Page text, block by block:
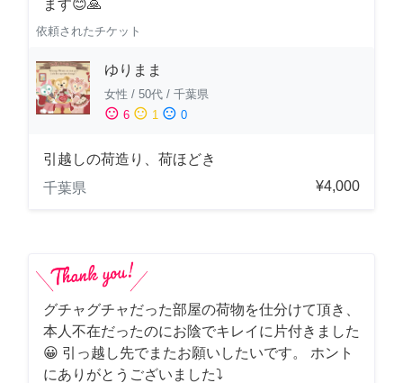
ます😊🙏
依頼されたチケット
ゆりまま
女性 / 50代 / 千葉県
sentiment_satisfied 6 sentiment_neutral 1 sentiment_dissatisfied 0
引越しの荷造り、荷ほどき
千葉県
¥4,000
グチャグチャだった部屋の荷物を仕分けて頂き、
本人不在だったのにお陰でキレイに片付きました
😀 引っ越し先でまたお願いしたいです。 ホント
にありがとうございました⤵